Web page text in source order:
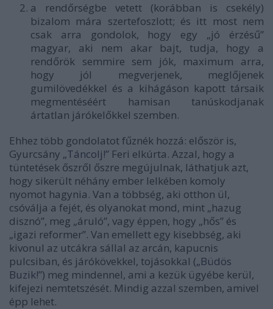
a rendőrségbe vetett (korábban is csekély)
bizalom mára szertefoszlott; és itt most nem
csak arra gondolok, hogy egy „jó érzésű”
magyar, aki nem akar bajt, tudja, hogy a
rendőrök semmire sem jók, maximum arra,
hogy jól megverjenek, meglőjenek
gumilövedékkel és a kihágáson kapott társaik
megmentéséért hamisan tanúskodjanak
ártatlan járókelőkkel szemben.
Ehhez több gondolatot fűznék hozzá: először is,
Gyurcsány „Táncolj!” Feri elkúrta. Azzal, hogy a
tüntetések őszről őszre megújulnak, láthatjuk azt,
hogy sikerült néhány ember lelkében komoly
nyomot hagynia. Van a többség, aki otthon ül,
csóválja a fejét, és olyanokat mond, mint „hazug
disznó”, meg „áruló”, vagy éppen, hogy „hős” és
„igazi reformer”. Van emellett egy kisebbség, aki
kivonul az utcákra sállal az arcán, kapucnis
pulcsiban, és járókövekkel, tojásokkal („Büdös
Buzik!”) meg mindennel, ami a kezük ügyébe kerül,
kifejezi nemtetszését. Mindig azzal szemben, amivel
épp lehet.